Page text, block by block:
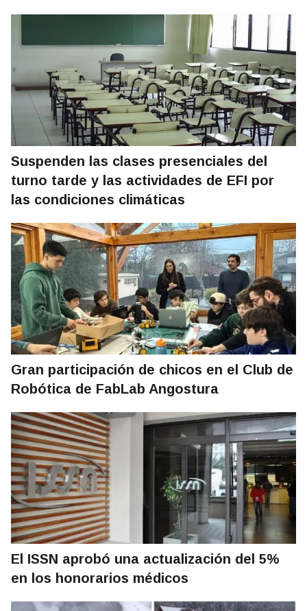
Suspenden las clases presenciales del
turno tarde y las actividades de EFI por
las condiciones climáticas
Gran participación de chicos en el Club de
Robótica de FabLab Angostura
El ISSN aprobó una actualización del 5%
en los honorarios médicos